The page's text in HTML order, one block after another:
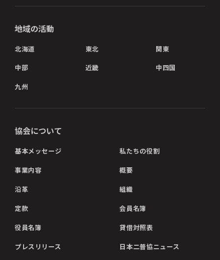
地域の活動
北海道 東北 関東
中部 近畿 中四国
九州
協会について
基本メッセージ 私たちの役割
事業内容 概要
沿革 組織
定款 会員名簿
役員名簿 貸借対照表
プレスリリース 日本二普協ニュース